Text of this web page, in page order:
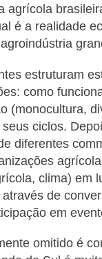
agrícola
é a realidade
estruturam
como
(monocultura,
ciclos.
diferentes
clima) em
de
em
omitido é